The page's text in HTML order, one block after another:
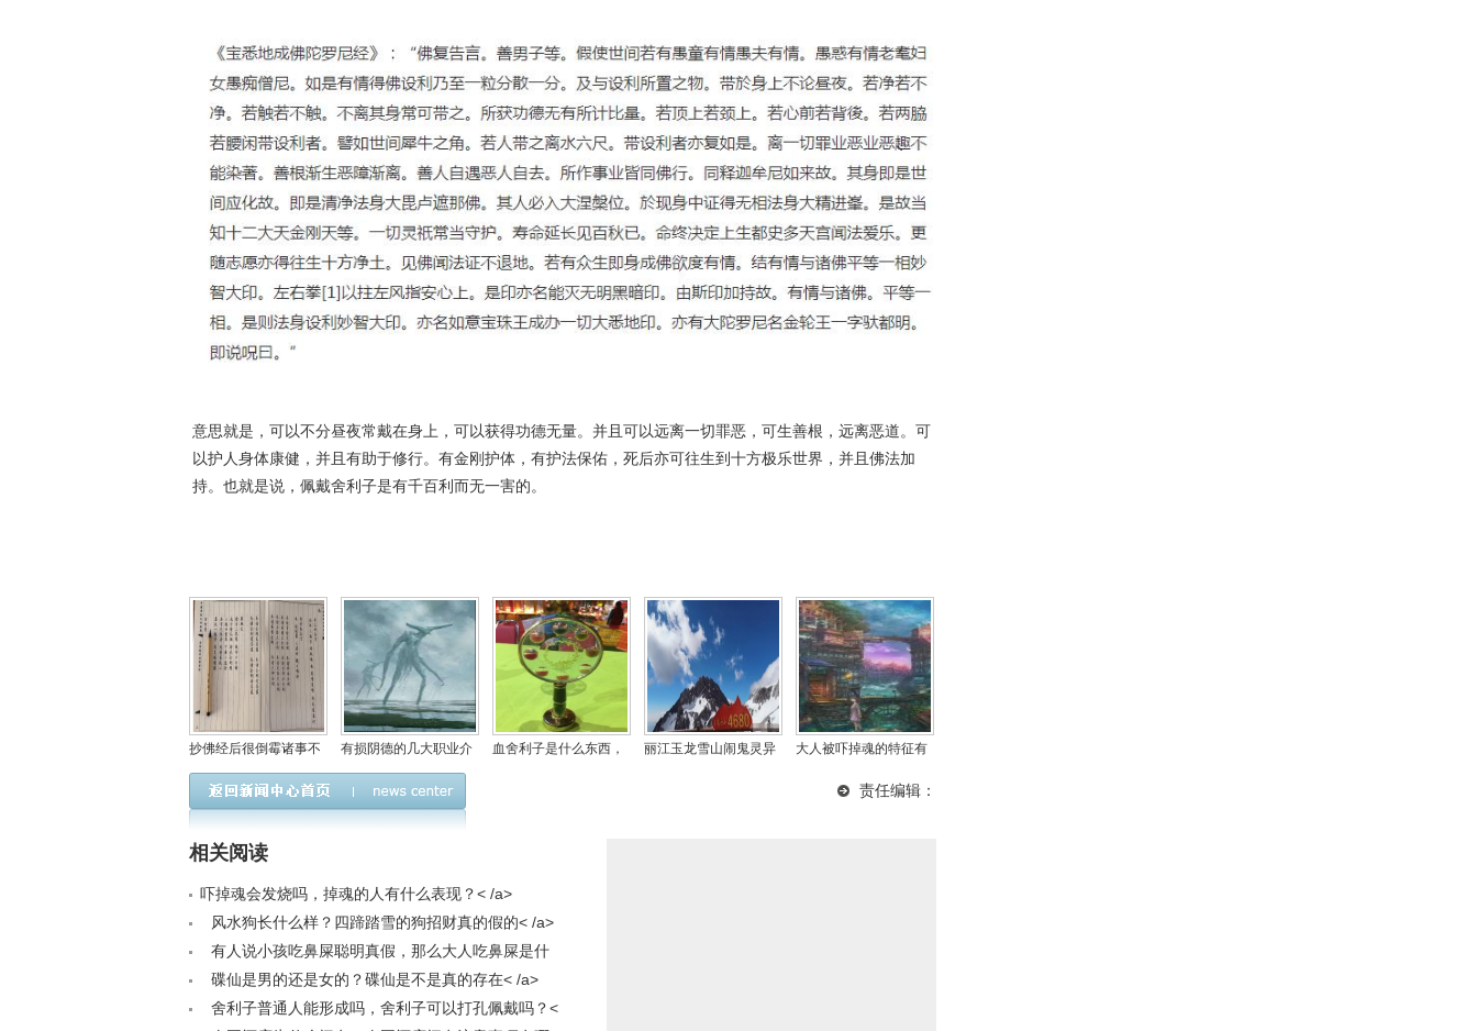
意思就是，可以不分昼夜常戴在身上，可以获得功德无量。并且可以远离一切罪恶，可生善根，远离恶道。可
以护人身体康健，并且有助于修行。有金刚护体，有护法保佑，死后亦可往生到十方极乐世界，并且佛法加
持。也就是说，佩戴舍利子是有千百利而无一害的。
抄佛经后很倒霉诸事不
顺是怎么回事，哪些人
不适合抄经书？
有损阴德的几大职业介
绍，生活中积阴德方法
血舍利子是什么东西，
丽江玉龙雪山闹鬼灵异
大人被吓掉魂的特征有
责任编辑：
相关阅读
吓掉魂会发烧吗，掉魂的人有什么表现？< /a>
风水狗长什么样？四蹄踏雪的狗招财真的假的< /a>
有人说小孩吃鼻屎聪明真假，那么大人吃鼻屎是什
么原因？< /a>
碟仙是男的还是女的？碟仙是不是真的存在< /a>
舍利子普通人能形成吗，舍利子可以打孔佩戴吗？<